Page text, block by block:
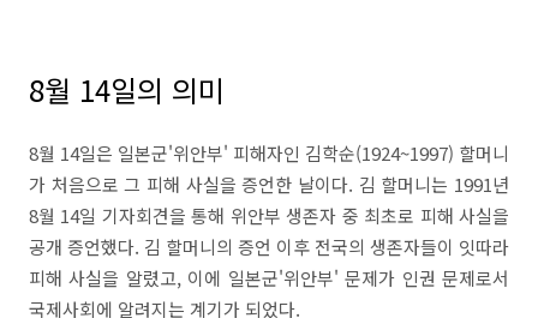
8월 14일의 의미
8월 14일은 일본군'위안부' 피해자인 김학순(1924~1997) 할머니
가 처음으로 그 피해 사실을 증언한 날이다. 김 할머니는 1991년
8월 14일 기자회견을 통해 위안부 생존자 중 최초로 피해 사실을
공개 증언했다. 김 할머니의 증언 이후 전국의 생존자들이 잇따라
피해 사실을 알렸고, 이에 일본군'위안부' 문제가 인권 문제로서
국제사회에 알려지는 계기가 되었다.